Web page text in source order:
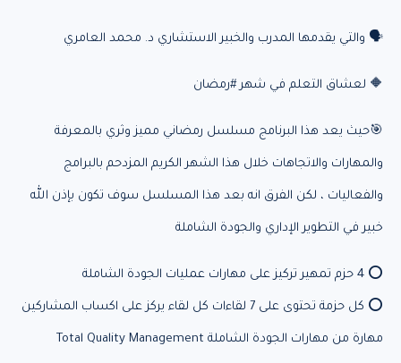
🗣️ والتي يقدمها المدرب والخبير الاستشاري د. محمد العامري
‏🔶 لعشاق التعلم في شهر ‎#رمضان
🎯حيث يعد هذا البرنامج مسلسل رمضاني مميز وثري بالمعرفة
والمهارات والاتجاهات خلال هذا الشهر الكريم المزدحم بالبرامج
والفعاليات ، لكن الفرق انه بعد هذا المسلسل سوف تكون بإذن الله
خبير في التطوير الإداري والجودة الشاملة
⭕ 4 حزم تمهير تركيز على مهارات عمليات الجودة الشاملة
⭕ كل حزمة تحتوى على 7 لقاءات كل لقاء يركز على اكساب المشاركين
مهارة من مهارات الجودة الشاملة Total Quality Management